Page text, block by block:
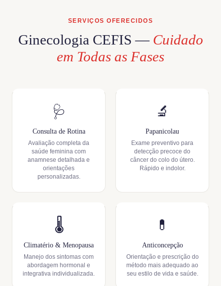
SERVIÇOS OFERECIDOS
Ginecologia CEFIS — Cuidado
em Todas as Fases
🩺
Consulta de Rotina
Avaliação completa da
saúde feminina com
anamnese detalhada e
orientações
personalizadas.
🔬
Papanicolau
Exame preventivo para
detecção precoce do
câncer do colo do útero.
Rápido e indolor.
🌡️
Climatério & Menopausa
Manejo dos sintomas com
abordagem hormonal e
integrativa individualizada.
💊
Anticoncepção
Orientação e prescrição do
método mais adequado ao
seu estilo de vida e saúde.